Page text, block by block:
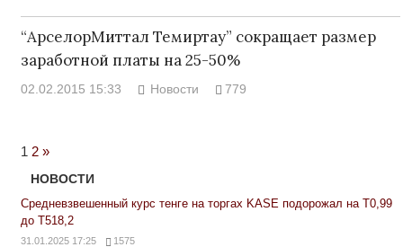
“АрселорМиттал Темиртау” сокращает размер
заработной платы на 25-50%
02.02.2015 15:33 Новости 779
1 2 Next
Posts
»
НОВОСТИ
Средневзвешенный курс тенге на торгах KASE подорожал на Т0,99
до Т518,2
31.01.2025 17:25 1575